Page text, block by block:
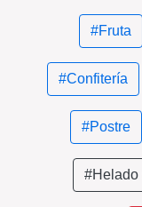
#Fruta
#Confitería
#Postre
#Helado